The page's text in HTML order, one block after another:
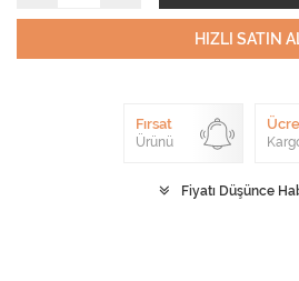
HIZLI SATIN
Fırsat
Ürünü
Fiyatı Düşünce